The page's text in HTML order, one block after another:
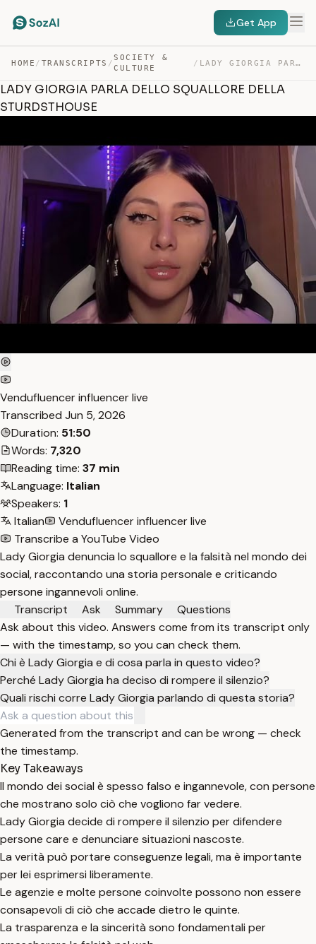
Get App
HOME / TRANSCRIPTS /
SOCIETY &
CULTURE
/ LADY GIORGIA PARLA DELLO SQUALLORE DELLA STURDSTHOUSE — TRANSCRIPT
LADY GIORGIA PARLA DELLO SQUALLORE DELLA
STURDSTHOUSE
Vendufluencer influencer live
Transcribed Jun 5, 2026
Duration: 51:50
Words: 7,320
Reading time: 37 min
Language: Italian
Speakers: 1
Italian
Vendufluencer influencer live
Transcribe a YouTube Video
Lady Giorgia denuncia lo squallore e la falsità nel mondo dei
social, raccontando una storia personale e criticando
persone ingannevoli online.
Transcript
Ask Summary
Questions
Ask about this video. Answers come from its transcript only
— with the timestamp, so you can check them.
Chi è Lady Giorgia e di cosa parla in questo video?
Perché Lady Giorgia ha deciso di rompere il silenzio?
Quali rischi corre Lady Giorgia parlando di questa storia?
Generated from the transcript and can be wrong — check
the timestamp.
Key Takeaways
Il mondo dei social è spesso falso e ingannevole, con persone
che mostrano solo ciò che vogliono far vedere.
Lady Giorgia decide di rompere il silenzio per difendere
persone care e denunciare situazioni nascoste.
La verità può portare conseguenze legali, ma è importante
per lei esprimersi liberamente.
Le agenzie e molte persone coinvolte possono non essere
consapevoli di ciò che accade dietro le quinte.
La trasparenza e la sincerità sono fondamentali per